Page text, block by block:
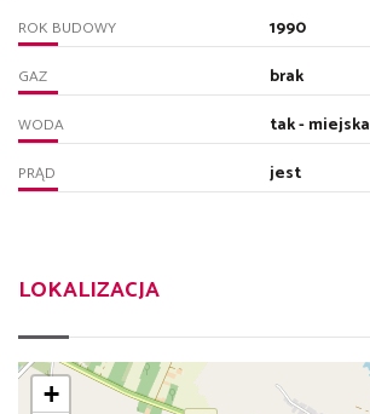
ROK BUDOWY 1990
GAZ brak
WODA tak - miejska
PRĄD jest
LOKALIZACJA
+